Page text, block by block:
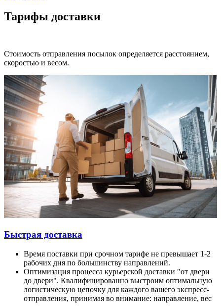
Тарифы доставки
Стоимость отправления посылок определяется расстоянием,
скоростью и весом.
Быстрая доставка
Время поставки при срочном тарифе не превышает 1-2
рабочих дня по большинству направлений.
Оптимизация процесса курьерской доставки "от двери
до двери". Квалифицированно выстроим оптимальную
логистическую цепочку для каждого вашего экспресс-
отправления, принимая во внимание: направление, вес